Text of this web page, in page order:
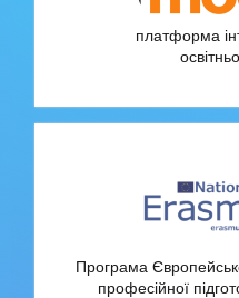
платформа
Програма
професійної